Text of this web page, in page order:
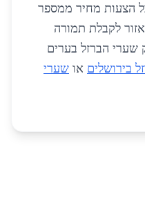
הצעות מחיר ממספר
לקבלת תמורה
שערי הברזל בערים
בירושלים או שערי